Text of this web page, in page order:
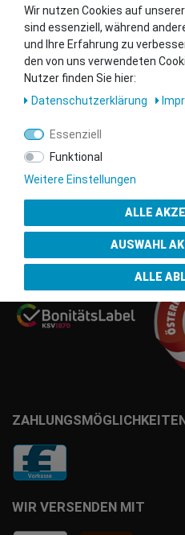
Sie wollen uns beliefern?
Kontaktieren Sie unser
Whatsapp: +436766684438
info@gsmshop.at
13.02.2024 14:55
WIR VERSENDEN MIT
Gütesiegel
Wir nutzen Cookies auf
sind essenziell, während
und Ihre Erfahrung zu
den von uns verwendeten
Nutzer finden Sie hier:
Daten­schutz­erklärung
Essenziell
Funktional
Weitere Einstellungen
ALLE
AUSWAHL
ALLE